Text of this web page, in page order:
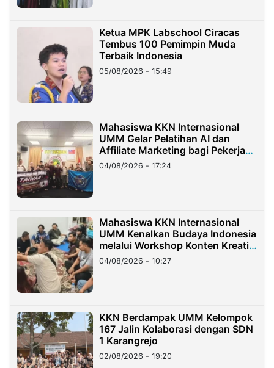
Ketua MPK Labschool Ciracas
Tembus 100 Pemimpin Muda
Terbaik Indonesia
05/08/2026 - 15:49
Mahasiswa KKN Internasional
UMM Gelar Pelatihan AI dan
Affiliate Marketing bagi Pekerja
Migran Indonesia di Taiwan
04/08/2026 - 17:24
Mahasiswa KKN Internasional
UMM Kenalkan Budaya Indonesia
melalui Workshop Konten Kreatif
di Taiwan
04/08/2026 - 10:27
KKN Berdampak UMM Kelompok
167 Jalin Kolaborasi dengan SDN
1 Karangrejo
02/08/2026 - 19:20